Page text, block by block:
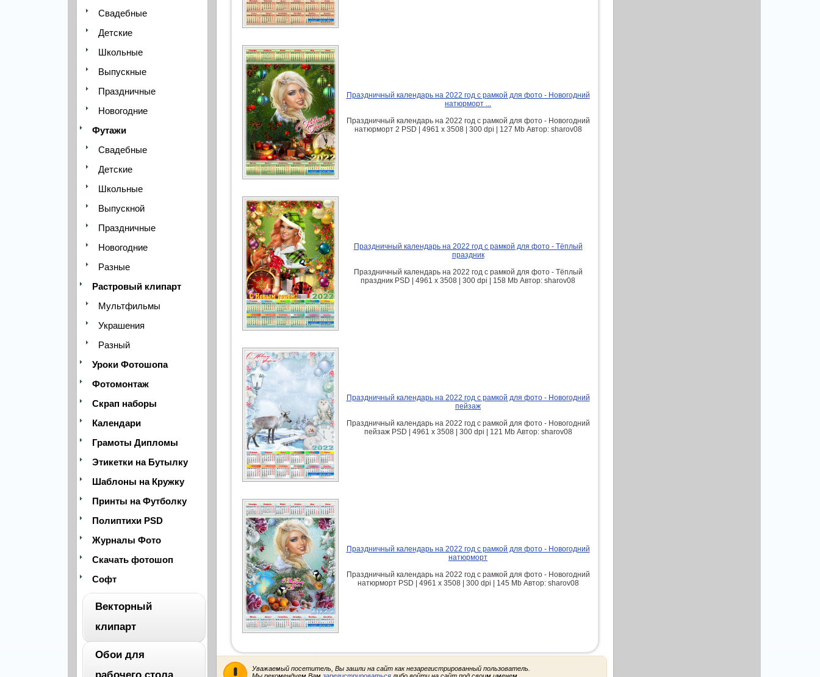
Свадебные
Детские
Школьные
Выпускные
Праздничные
Новогодние
Футажи
Свадебные
Детские
Школьные
Выпускной
Праздничные
Новогодние
Разные
Растровый клипарт
Мультфильмы
Украшения
Разный
Уроки Фотошопа
Фотомонтаж
Скрап наборы
Календари
Грамоты Дипломы
Этикетки на Бутылку
Шаблоны на Кружку
Принты на Футболку
Полиптихи PSD
Журналы Фото
Скачать фотошоп
Софт
Векторный
клипарт
Обои для
Праздничный календарь на 2022 год с рамкой для фото - Новогодний
натюрморт ...
Праздничный календарь на 2022 год с рамкой для фото - Новогодний
натюрморт 2 PSD | 4961 х 3508 | 300 dpi | 127 Mb Автор: sharov08
Праздничный календарь на 2022 год с рамкой для фото - Тёплый
праздник
Праздничный календарь на 2022 год с рамкой для фото - Тёплый
праздник PSD | 4961 х 3508 | 300 dpi | 158 Mb Автор: sharov08
Праздничный календарь на 2022 год с рамкой для фото - Новогодний
пейзаж
Праздничный календарь на 2022 год с рамкой для фото - Новогодний
пейзаж PSD | 4961 х 3508 | 300 dpi | 121 Mb Автор: sharov08
Праздничный календарь на 2022 год с рамкой для фото - Новогодний
натюрморт
Праздничный календарь на 2022 год с рамкой для фото - Новогодний
натюрморт PSD | 4961 х 3508 | 300 dpi | 145 Mb Автор: sharov08
Уважаемый посетитель, Вы зашли на сайт как незарегистрированный пользователь.